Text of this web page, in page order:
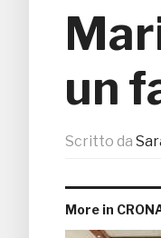
un
Scritto da
More in